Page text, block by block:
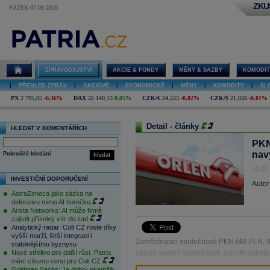
PÁTEK 07.08.2026
ZPRAVODAJSTVÍ AKCIE & FONDY MĚNY & SAZBY
PŘEHLED ZPRÁV AKCIOVÉ EKONOMICKÉ MĚNY KOMODITY
PX 2 795,05 -0,36% DAX 26 140,13 0,05% CZK/€ 24,223 -0,02% CZK/$ 21,028 -0,01%
HLEDAT V KOMENTÁŘÍCH
hledat
Pokročilé hledání
INVESTIČNÍ DOPORUČENÍ
AstraZeneca jako sázka na
defenzivu mimo AI horečku
Arista Networks: AI může firmě
zajistit příznivý vítr do zad
Analytický radar: Colt CZ roste díky
vyšší marži, širší integraci i
stabilnějšímu byznysu
Nové střelivo pro další růst. Patria
mění cílovou cenu pro Colt CZ
Detail - články
Zaměstnanci společnosti PKN (40 PLN,
zaslali vedení společnosti, odmítli